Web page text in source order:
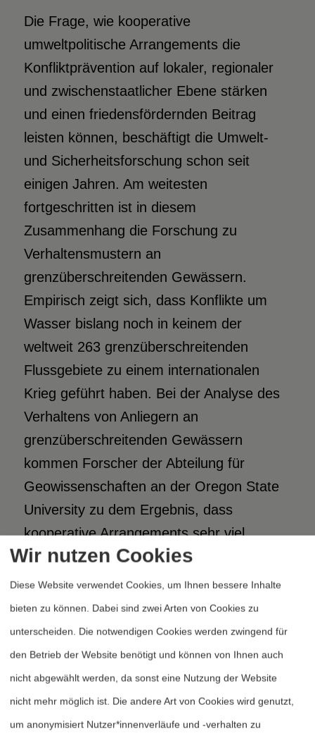
Die Frage, wie kooperative
umweltpolitische Arrangements die
Konfliktprävention auf lokaler, regionaler
und zwischenstaatlicher Ebene stärken
und einen friedensfördernden Beitrag
leisten können, beschäftigt die Umwelt-
und Sicherheitsforschung schon seit
einigen Jahren. Am weitesten
fortgeschritten ist in diesem
Zusammenhang die Forschung zu
Verhaltensmustern an
grenzüberschreitenden Gewässern.
Empirisch zeigt sich, dass Konflikte um
Wasser bislang noch in keinem der
weltweit 263 grenzüberschreitenden
Flussgebiete zu einem internationalen
Krieg geführt haben. Bei der Analyse des
Verhaltens von Anliegern an
grenzüberschreitenden Gewässern
kommen Forscher der Abteilung für
Geowissenschaften an der Oregon State
University zu dem Ergebnis, dass
kooperative Arrangements sehr viel
häufiger auftreten als gewaltsam
ausgetragene Konflikte (Wolf 2004).
Die Konfliktgeschichte z.B. am Euphrat
oder Nil verdeutlichet, dass zwar auch mit
militärischer Gewalt gedroht wird, dass
aber selbst in diesen Spannungsgebieten
gemeinsame Lösungen und
Wir nutzen Cookies
Diese Website verwendet Cookies, um Ihnen bessere Inhalte
bieten zu können. Dabei sind zwei Arten von Cookies zu
unterscheiden. Die notwendigen Cookies werden zwingend für
den Betrieb der Website benötigt und können von Ihnen auch
nicht abgewählt werden, da sonst eine Nutzung der Website
nicht mehr möglich ist. Die andere Art von Cookies wird genutzt,
um anonymisiert Nutzer*innenverläufe und -verhalten zu